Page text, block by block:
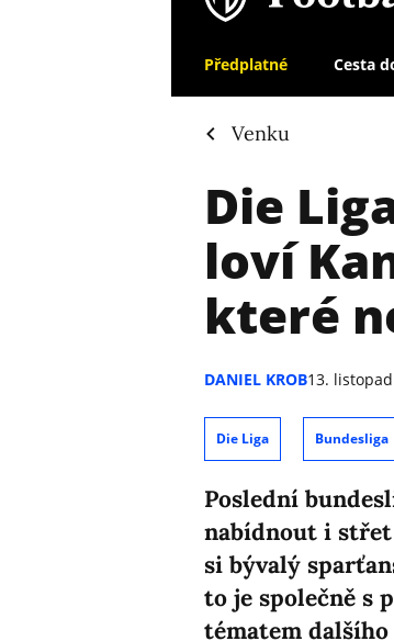
Předplatné Cesta
Venku
Die
loví
které
DANIEL KROB13.
Die Liga Bundesliga
Poslední
nabídnout i střet
si bývalý
to je společně s
tématem